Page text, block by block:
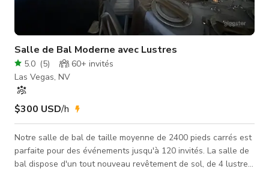
Salle de Bal Moderne avec Lustres
5.0 (5) 60+ invités
Las Vegas, NV
$300 USD/h
Notre salle de bal de taille moyenne de 2400 pieds carrés est
parfaite pour des événements jusqu'à 120 invités. La salle de
bal dispose d'un tout nouveau revêtement de sol, de 4 lustres,